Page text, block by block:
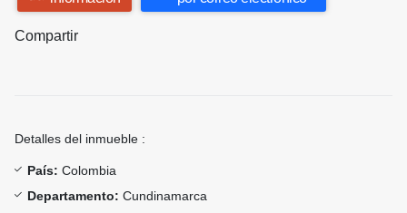
Compartir
Detalles del inmueble :
País: Colombia
Departamento: Cundinamarca